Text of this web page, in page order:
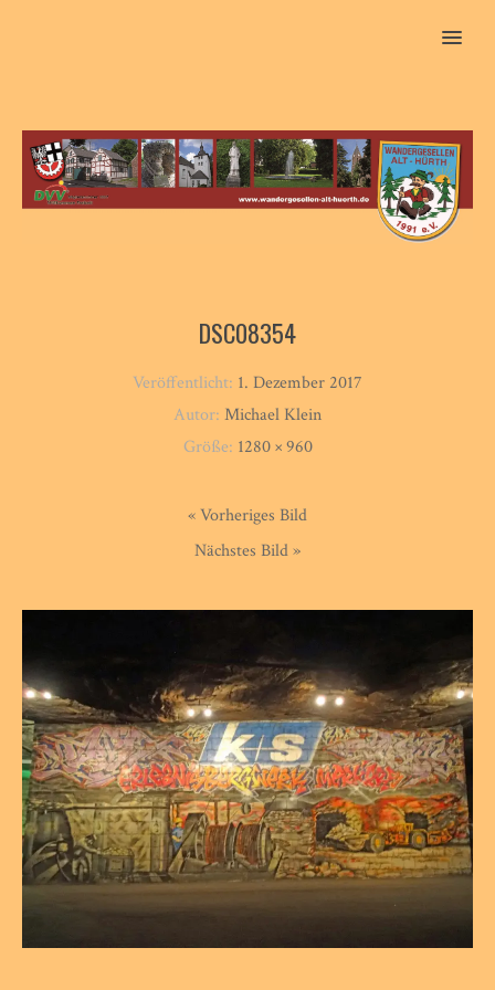
MENU
DSC08354
Veröffentlicht: 1. Dezember 2017
Autor: Michael Klein
Größe: 1280 × 960
« Vorheriges Bild
Nächstes Bild »